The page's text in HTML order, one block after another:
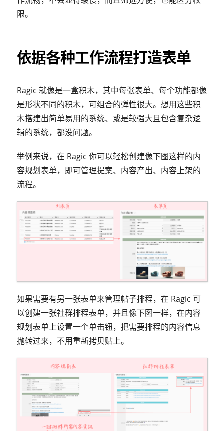
限。
依据各种工作流程打造表单
Ragic 就像是一盒积木，其中每张表单、每个功能都像
是形状不同的积木，可组合的弹性很大。想用这些积
木搭建出简单易用的系统、或是较强大且包含复杂逻
辑的系统，都没问题。
举例来说，在 Ragic 你可以轻松创建像下图这样的内
容规划表单，即可管理提案、内容产出、内容上架的
流程。
如果需要有另一张表单来管理帖子排程，在 Ragic 可
以创建一张社群排程表单，并且像下图一样，在内容
规划表单上设置一个单击钮，把需要排程的内容信息
抛转过来，不用重新拷贝贴上。